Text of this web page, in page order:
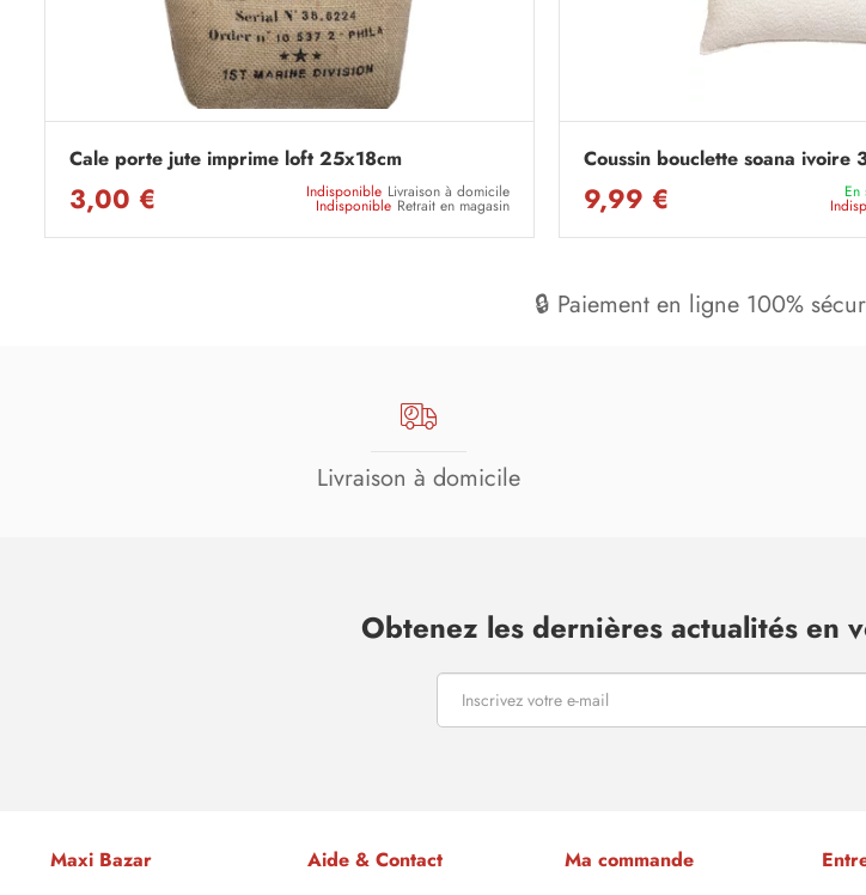
Cale porte jute imprime loft 25x18cm
3,00 € Indisponible Livraison à domicile
Indisponible Retrait en magasin
Coussin bouclette soana ivoire
9,99 € En
🔒 Paiement en ligne 100%
Livraison à domicile
Obtenez les dernières actualités en
Maxi Bazar Aide & Contact Ma commande